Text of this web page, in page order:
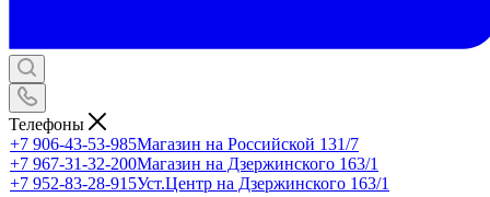
Телефоны
+7 906-43-53-985Магазин на Российской 131/7
+7 967-31-32-200Магазин на Дзержинского 163/1
+7 952-83-28-915Уст.Центр на Дзержинского 163/1